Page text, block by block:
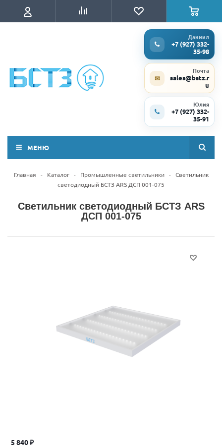
Даниил
+7 (927) 332-
35-98
✉
Почта
sales@bstz.r
u
Юлия
+7 (927) 332-
35-91
МЕНЮ
Главная - Каталог - Промышленные светильники - Светильник
светодиодный БСТЗ ARS ДСП 001-075
Светильник светодиодный БСТЗ ARS
ДСП 001-075
5 840₽